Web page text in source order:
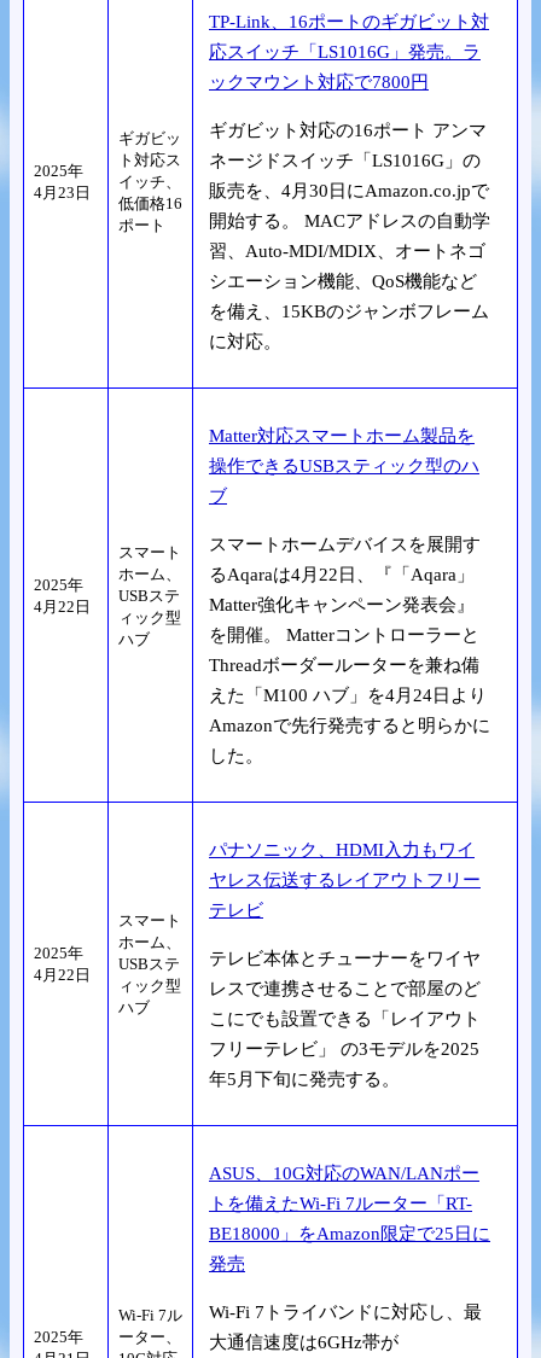
2025年
4月23日
ギガビッ
ト対応ス
イッチ、
低価格16
ポート
TP-Link、16ポートのギガビット対
応スイッチ「LS1016G」発売。ラ
ックマウント対応で7800円
ギガビット対応の16ポート アンマ
ネージドスイッチ「LS1016G」の
販売を、4月30日にAmazon.co.jpで
開始する。 MACアドレスの自動学
習、Auto-MDI/MDIX、オートネゴ
シエーション機能、QoS機能など
を備え、15KBのジャンボフレーム
に対応。
2025年
4月22日
スマート
ホーム、
USBステ
ィック型
ハブ
Matter対応スマートホーム製品を
操作できるUSBスティック型のハ
ブ
スマートホームデバイスを展開す
るAqaraは4月22日、『「Aqara」
Matter強化キャンペーン発表会』
を開催。 Matterコントローラーと
Threadボーダールーターを兼ね備
えた「M100 ハブ」を4月24日より
Amazonで先行発売すると明らかに
した。
2025年
4月22日
スマート
ホーム、
USBステ
ィック型
ハブ
パナソニック、HDMI入力もワイ
ヤレス伝送するレイアウトフリー
テレビ
テレビ本体とチューナーをワイヤ
レスで連携させることで部屋のど
こにでも設置できる「レイアウト
フリーテレビ」 の3モデルを2025
年5月下旬に発売する。
2025年
Wi-Fi 7ル
ーター、
ASUS、10G対応のWAN/LANポー
トを備えたWi-Fi 7ルーター「RT-
BE18000」をAmazon限定で25日に
発売
Wi-Fi 7トライバンドに対応し、最
大通信速度は6GHz帯が